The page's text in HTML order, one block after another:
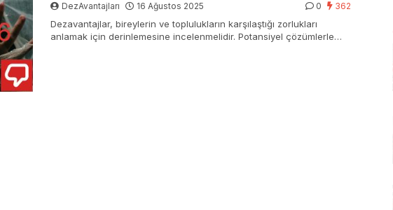
DezAvantajları 16 Ağustos 2025 0 362
Dezavantajlar, bireylerin ve toplulukların karşılaştığı zorlukları
anlamak için derinlemesine incelenmelidir. Potansiyel çözümlerle